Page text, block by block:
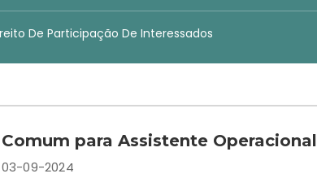
De Participação De Interessados
para Assistente Operacional
09-2024